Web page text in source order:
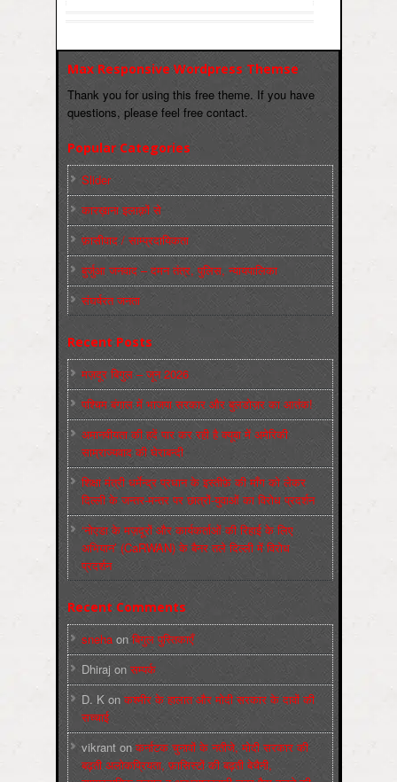
Max Responsive Wordpress Themse
Thank you for using this free theme. If you have
questions, please feel free contact.
Popular Categories
Slider
कारख़ाना इलाक़ों से
फ़ासीवाद / साम्‍प्रदायिकता
बुर्जुआ जनवाद – दमन तंत्र, पुलिस, न्‍यायपालिका
संघर्षरत जनता
Recent Posts
मज़दूर बिगुल – जून 2026
पश्चिम बंगाल में भाजपा सरकार और बुलडोज़र का आतंक!
अमानवीयता की हदें पार कर रही है क्यूबा में अमेरिकी
साम्राज्यवाद की घेराबन्दी
शिक्षा मंत्री धर्मेन्द्र प्रधान के इस्तीफ़े की माँग को लेकर
दिल्ली के जन्तर-मन्तर पर छात्रों-युवाओं का विरोध प्रदर्शन
‘नोएडा के मज़दूरों और कार्यकर्ताओं की रिहाई के लिए
अभियान’ (CaRWAN) के बैनर तले दिल्ली में विरोध
प्रदर्शन
Recent Comments
sneha on बिगुल पुस्तिकाएँ
Dhiraj on सम्पर्क
D. K on कश्मीर के हालात और मोदी सरकार के दावों की
सच्चाई
vikrant onकर्नाटक चुनावों के नतीजे, मोदी सरकार की
बढ़ती अलोकप्रियता, फ़ासिस्टों की बढ़ती बेचैनी,